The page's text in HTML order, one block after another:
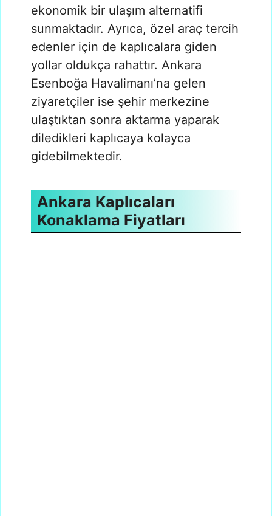
ekonomik bir ulaşım alternatifi
sunmaktadır. Ayrıca, özel araç tercih
edenler için de kaplıcalara giden
yollar oldukça rahattır. Ankara
Esenboğa Havalimanı’na gelen
ziyaretçiler ise şehir merkezine
ulaştıktan sonra aktarma yaparak
diledikleri kaplıcaya kolayca
gidebilmektedir.
Ankara Kaplıcaları
Konaklama Fiyatları